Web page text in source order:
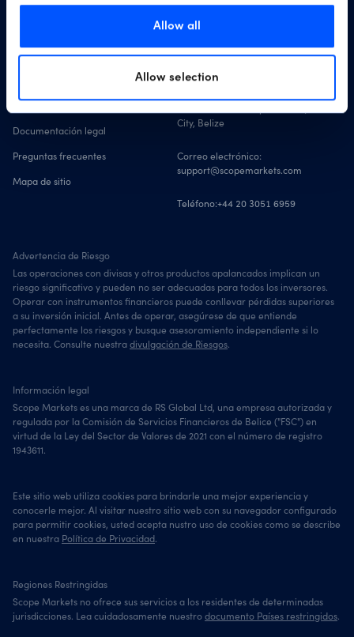
Allow all
Allow selection
Documentación legal
Preguntas frecuentes
Mapa de sitio
Dirección:
City, Belize
Correo electrónico:
support@scopemarkets.com
Teléfono:+44 20 3051 6959
Advertencia de Riesgo
Las operaciones con divisas y otros productos apalancados implican un
riesgo significativo y pueden no ser adecuadas para todos los inversores.
Operar con instrumentos financieros puede conllevar pérdidas superiores
a su inversión inicial. Antes de operar, asegúrese de que entiende
perfectamente los riesgos y busque asesoramiento independiente si lo
necesita. Consulte nuestra divulgación de Riesgos.
Información legal
Scope Markets es una marca de RS Global Ltd, una empresa autorizada y
regulada por la Comisión de Servicios Financieros de Belice ("FSC") en
virtud de la Ley del Sector de Valores de 2021 con el número de registro
1943611.
Este sitio web utiliza cookies para brindarle una mejor experiencia y
conocerle mejor. Al visitar nuestro sitio web con su navegador configurado
para permitir cookies, usted acepta nustro uso de cookies como se describe
en nuestra Política de Privacidad.
Regiones Restringidas
Scope Markets no ofrece sus servicios a los residentes de determinadas
jurisdicciones. Lea cuidadosamente nuestro documento Países restringidos.